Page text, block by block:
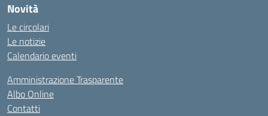
Novità
Le circolari
Le notizie
Calendario eventi
Amministrazione Trasparente
Albo Online
Contatti